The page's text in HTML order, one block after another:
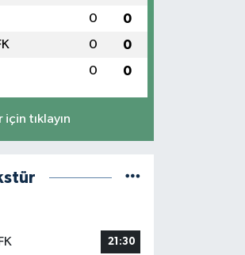
0 0
0 0
0 0
tıklayın
21:30